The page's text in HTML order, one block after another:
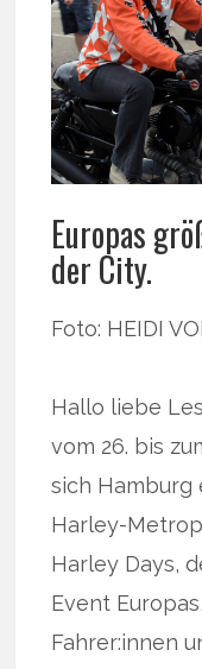
Europas
der City.
Foto: HEIDI
Hallo liebe
vom 26. bis
sich Hamburg
Harley-
Harley Days,
Event
Fahrer:innen